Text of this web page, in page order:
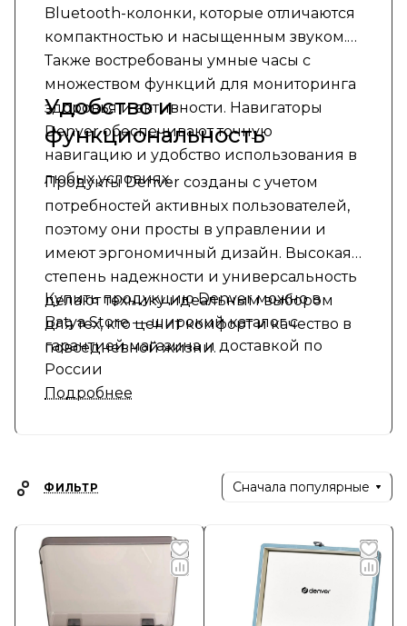
Bluetooth-колонки, которые отличаются
компактностью и насыщенным звуком.
Также востребованы умные часы с
множеством функций для мониторинга
здоровья и активности. Навигаторы
Denver обеспечивают точную
навигацию и удобство использования в
любых условиях.
Удобство и
функциональность
Продукты Denver созданы с учетом
потребностей активных пользователей,
поэтому они просты в управлении и
имеют эргономичный дизайн. Высокая
степень надежности и универсальность
делают технику идеальным выбором
для тех, кто ценит комфорт и качество в
повседневной жизни.
Купить продукцию Denver можно в
Batya Store — широкий каталог с
гарантией магазина и доставкой по
России
Подробнее
ФИЛЬТР Сначала популярные